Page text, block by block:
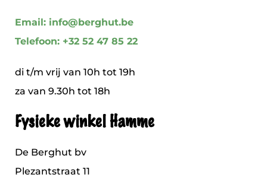
Email: info@berghut.be
Telefoon: +32 52 47 85 22
di t/m vrij van 10h tot 19h
za van 9.30h tot 18h
Fysieke winkel Hamme
De Berghut bv
Plezantstraat 11